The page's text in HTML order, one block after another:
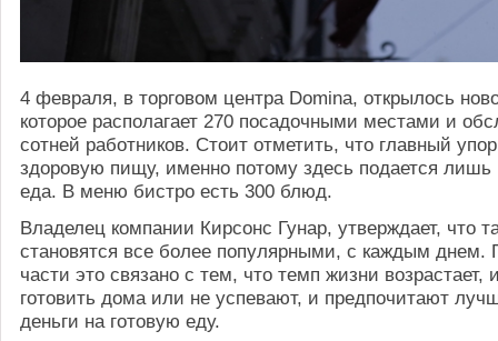
4 февраля, в торговом центра Domina, открылось
которое располагает 270 посадочными местами и
сотней работников. Стоит отметить, что главный
здоровую пищу, именно потому здесь подается лишь
еда. В меню бистро есть 300 блюд.
Владелец компании Кирсонс Гунар, утверждает, что
становятся все более популярными, с каждым днем.
части это связано с тем, что темп жизни возрастает,
готовить дома или не успевают, и предпочитают
деньги на готовую еду.